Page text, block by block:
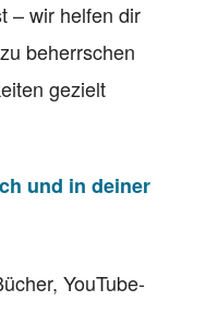
– wir helfen dir
beherrschen
gezielt
und in deiner
YouTube-